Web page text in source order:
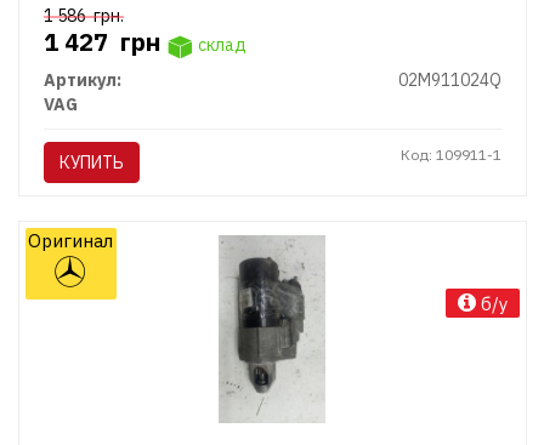
1 586грн.
1 427 грн
склад
Артикул:
02M911024Q
VAG
КУПИТЬ Код: 109911-1
Оригинал
б/у